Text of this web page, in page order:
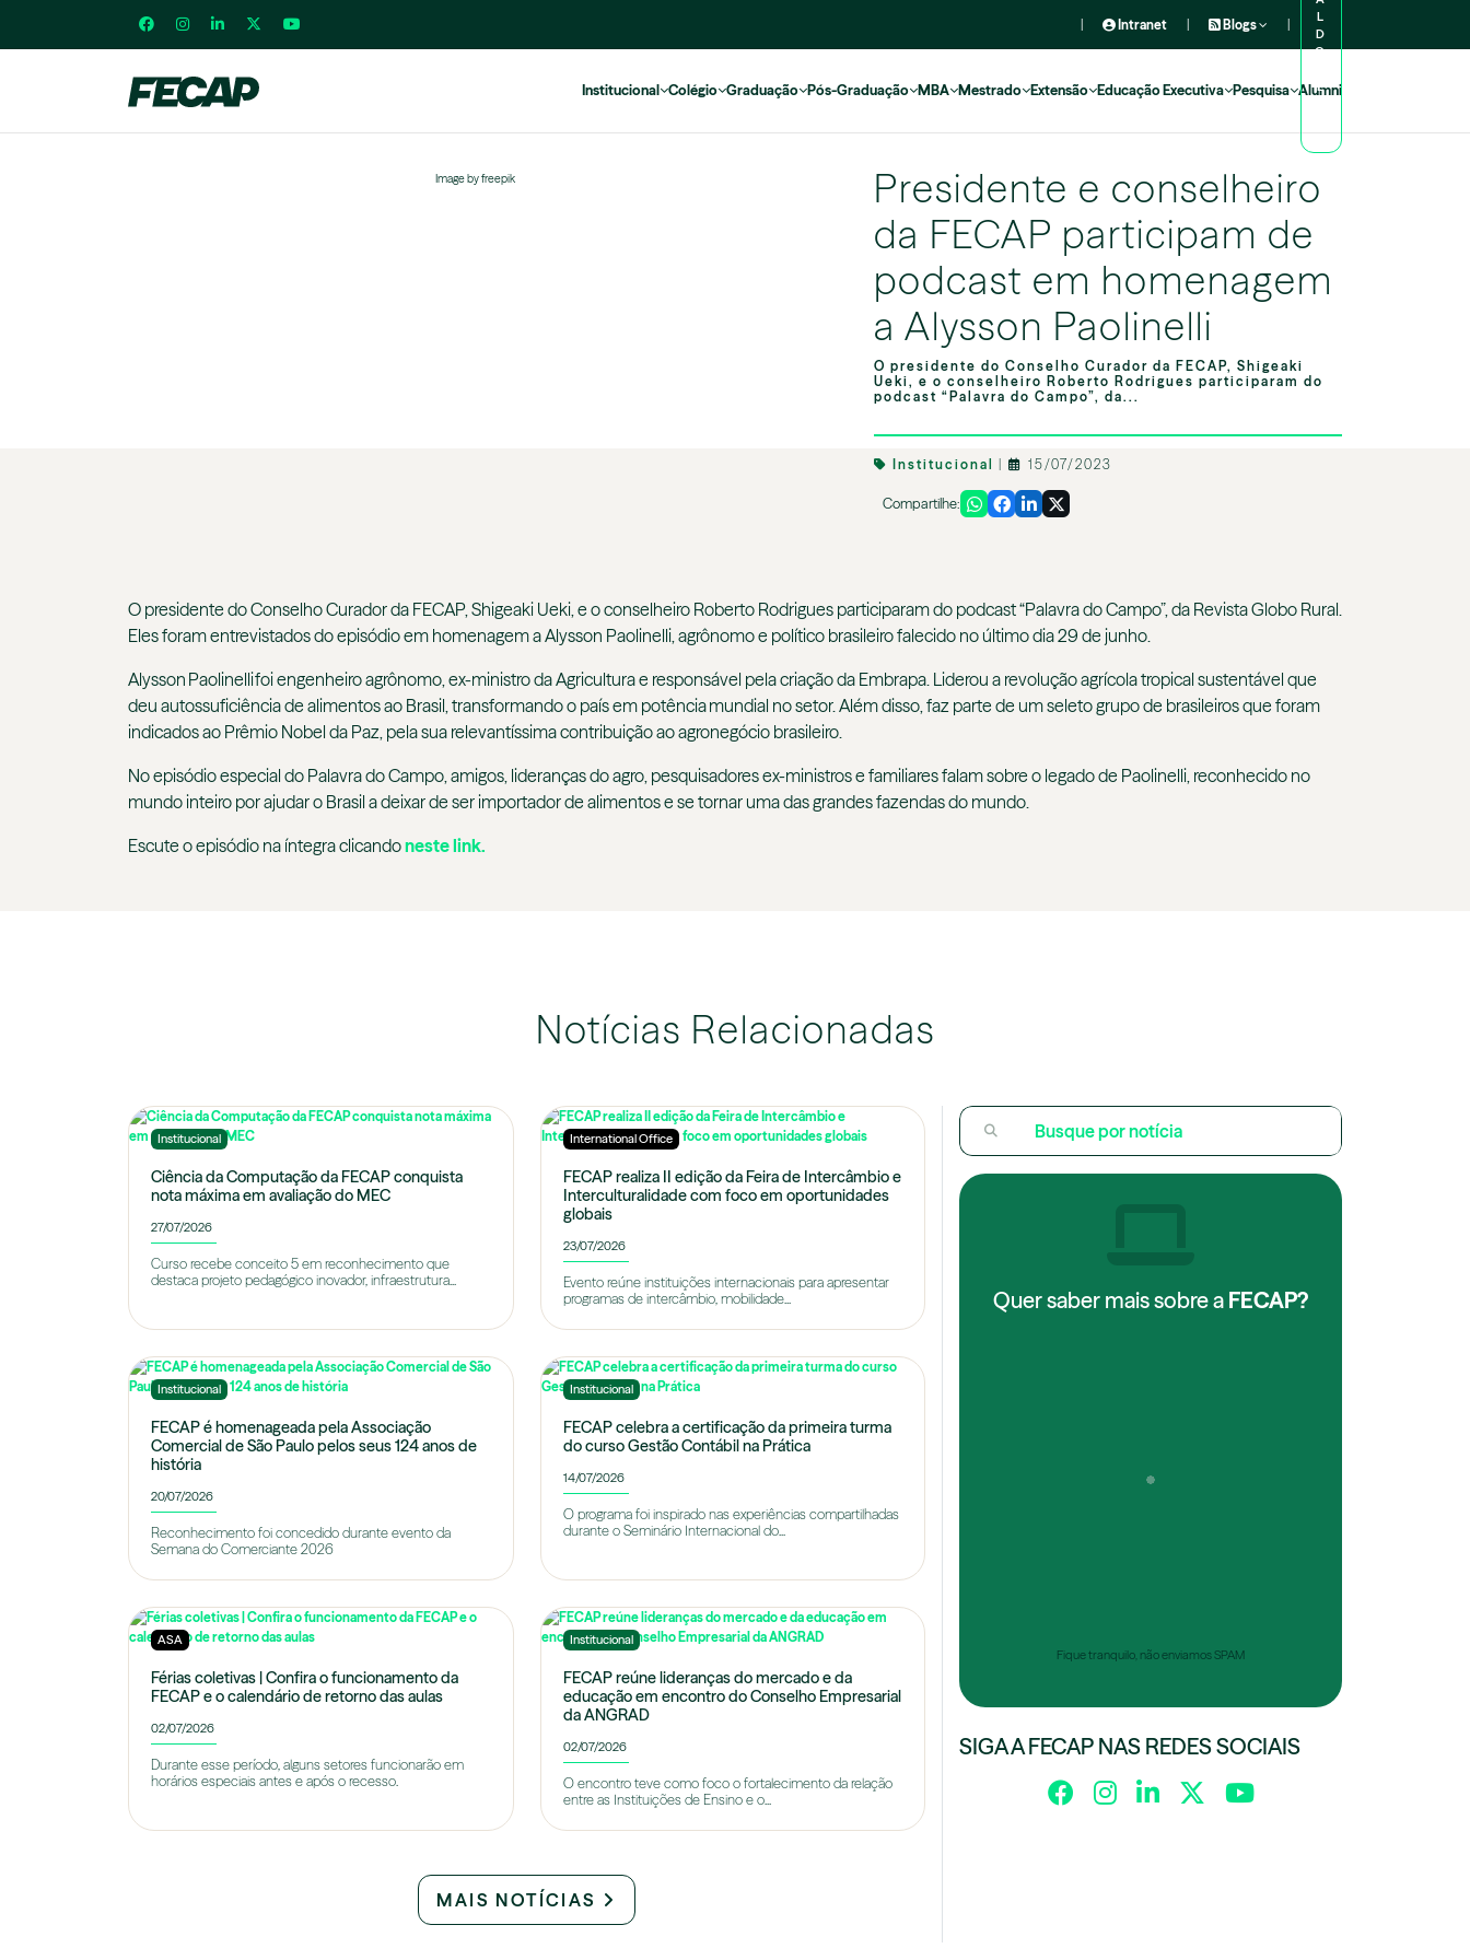
| Intranet | Blogs |
L
D
O
L
O
Institucional Colégio Graduação Pós-Graduação MBA Mestrado Extensão Educação Executiva Pesquisa Alumni
Image by freepik
Presidente e conselheiro
da FECAP participam de
podcast em homenagem
a Alysson Paolinelli
O presidente do Conselho Curador da FECAP, Shigeaki
Ueki, e o conselheiro Roberto Rodrigues participaram do
podcast “Palavra do Campo”, da...
Institucional 15/07/2023
Compartilhe:
O presidente do Conselho Curador da FECAP, Shigeaki Ueki, e o conselheiro Roberto Rodrigues participaram do podcast “Palavra do Campo”, da Revista Globo Rural.
Eles foram entrevistados do episódio em homenagem a Alysson Paolinelli, agrônomo e político brasileiro falecido no último dia 29 de junho.
Alysson Paolinelli foi engenheiro agrônomo, ex-ministro da Agricultura e responsável pela criação da Embrapa. Liderou a revolução agrícola tropical sustentável que
deu autossuficiência de alimentos ao Brasil, transformando o país em potência mundial no setor. Além disso, faz parte de um seleto grupo de brasileiros que foram
indicados ao Prêmio Nobel da Paz, pela sua relevantíssima contribuição ao agronegócio brasileiro.
No episódio especial do Palavra do Campo, amigos, lideranças do agro, pesquisadores ex-ministros e familiares falam sobre o legado de Paolinelli, reconhecido no
mundo inteiro por ajudar o Brasil a deixar de ser importador de alimentos e se tornar uma das grandes fazendas do mundo.
Escute o episódio na íntegra clicandoneste link.
Notícias Relacionadas
Institucional
Ciência da Computação da FECAP conquista
nota máxima em avaliação do MEC
27/07/2026
Curso recebe conceito 5 em reconhecimento que
destaca projeto pedagógico inovador, infraestrutura...
International Office
FECAP realiza II edição da Feira de Intercâmbio e
Interculturalidade com foco em oportunidades
globais
23/07/2026
Evento reúne instituições internacionais para apresentar
programas de intercâmbio, mobilidade...
Institucional
FECAP é homenageada pela Associação
Comercial de São Paulo pelos seus 124 anos de
história
20/07/2026
Reconhecimento foi concedido durante evento da
Semana do Comerciante 2026
Institucional
FECAP celebra a certificação da primeira turma
do curso Gestão Contábil na Prática
14/07/2026
O programa foi inspirado nas experiências compartilhadas
durante o Seminário Internacional do...
ASA
Férias coletivas | Confira o funcionamento da
FECAP e o calendário de retorno das aulas
02/07/2026
Durante esse período, alguns setores funcionarão em
horários especiais antes e após o recesso.
Institucional
FECAP reúne lideranças do mercado e da
educação em encontro do Conselho Empresarial
da ANGRAD
02/07/2026
O encontro teve como foco o fortalecimento da relação
entre as Instituições de Ensino e o...
MAIS NOTÍCIAS
Quer saber mais sobre a FECAP?
Fique tranquilo, não enviamos SPAM
SIGA A FECAP NAS REDES SOCIAIS